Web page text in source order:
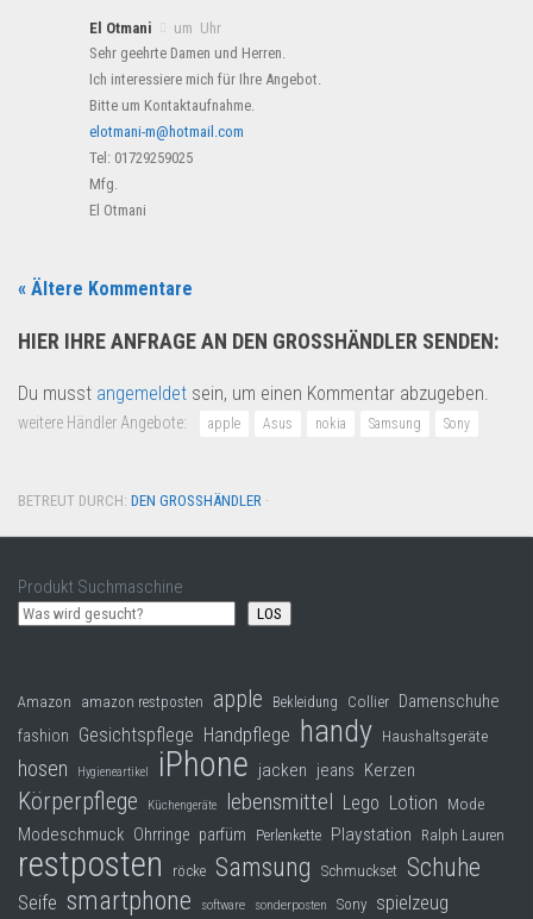
El Otmani
um Uhr
Sehr geehrte Damen und Herren.
Ich interessiere mich für Ihre Angebot.
Bitte um Kontaktaufnahme.
elotmani-m@hotmail.com
Tel: 01729259025
Mfg.
El Otmani
« Ältere Kommentare
HIER IHRE ANFRAGE AN DEN GROSSHÄNDLER SENDEN:
Du musst angemeldet sein, um einen Kommentar abzugeben.
weitere Händler Angebote: apple Asus nokia Samsung Sony
BETREUT DURCH: DEN GROSSHÄNDLER ·
Produkt Suchmaschine
LOS
Amazon amazon restposten apple Bekleidung Collier Damenschuhe
fashion Gesichtspflege Handpflege handy Haushaltsgeräte
hosen Hygieneartikel iPhone jacken jeans Kerzen
Körperpflege Küchengeräte lebensmittel Lego Lotion Mode
Modeschmuck Ohrringe parfüm Perlenkette Playstation Ralph Lauren
restposten röcke Samsung Schmuckset Schuhe
Seife smartphone software sonderposten Sony spielzeug